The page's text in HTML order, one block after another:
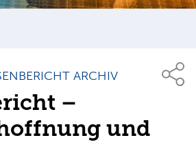
ARCHIV
–
und